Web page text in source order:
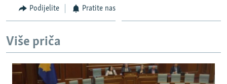
Podijelite Pratite nas
Više priča